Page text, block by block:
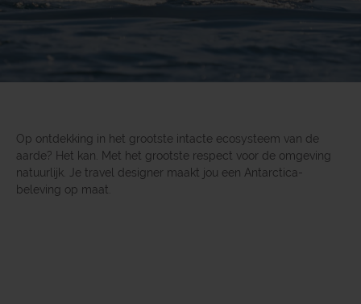
Op ontdekking in het grootste intacte ecosysteem van de
aarde? Het kan. Met het grootste respect voor de omgeving
natuurlijk. Je travel designer maakt jou een Antarctica-
beleving op maat.